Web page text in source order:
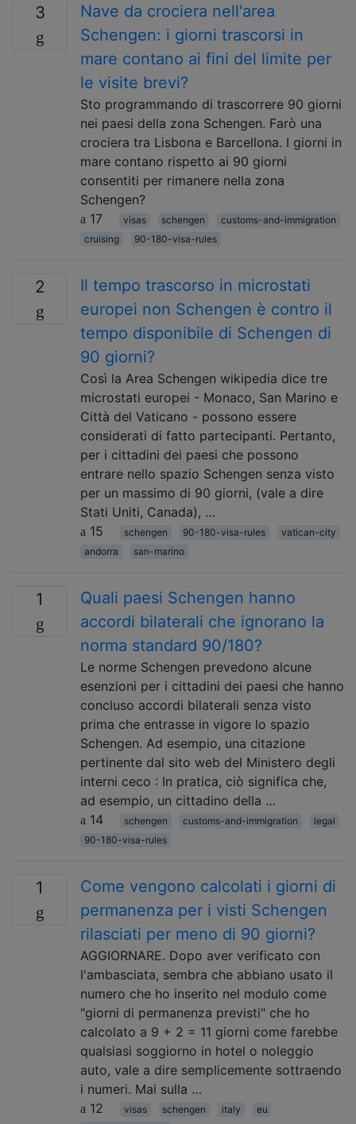
3
Nave da crociera nell'area
Schengen: i giorni trascorsi in
mare contano ai fini del limite per
le visite brevi?
Sto programmando di trascorrere 90 giorni
nei paesi della zona Schengen. Farò una
crociera tra Lisbona e Barcellona. I giorni in
mare contano rispetto ai 90 giorni
consentiti per rimanere nella zona
Schengen?
17
visas schengen
customs-and-immigration
cruising
90-180-visa-rules
2
Il tempo trascorso in microstati
europei non Schengen è contro il
tempo disponibile di Schengen di
90 giorni?
Così la Area Schengen wikipedia dice tre
microstati europei - Monaco, San Marino e
Città del Vaticano - possono essere
considerati di fatto partecipanti. Pertanto,
per i cittadini dei paesi che possono
entrare nello spazio Schengen senza visto
per un massimo di 90 giorni, (vale a dire
Stati Uniti, Canada), …
15
schengen 90-180-visa-rules
vatican-city
andorra
san-marino
1
Quali paesi Schengen hanno
accordi bilaterali che ignorano la
norma standard 90/180?
Le norme Schengen prevedono alcune
esenzioni per i cittadini dei paesi che hanno
concluso accordi bilaterali senza visto
prima che entrasse in vigore lo spazio
Schengen. Ad esempio, una citazione
pertinente dal sito web del Ministero degli
interni ceco : In pratica, ciò significa che,
ad esempio, un cittadino della …
14
schengen customs-and-immigration
legal
90-180-visa-rules
1
Come vengono calcolati i giorni di
permanenza per i visti Schengen
rilasciati per meno di 90 giorni?
AGGIORNARE. Dopo aver verificato con
l'ambasciata, sembra che abbiano usato il
numero che ho inserito nel modulo come
"giorni di permanenza previsti" che ho
calcolato a 9 + 2 = 11 giorni come farebbe
qualsiasi soggiorno in hotel o noleggio
auto, vale a dire semplicemente sottraendo
i numeri. Mai sulla …
12
visas schengen italy
eu